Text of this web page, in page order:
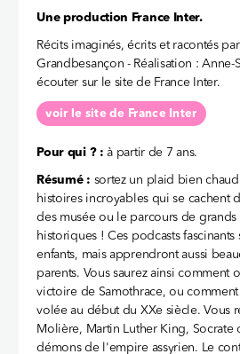
Une production France Inter.
Récits imaginés, écrits et racontés
Grandbesançon - Réalisation :
écouter sur le site de France Inter.
voir le site de France Inter
Pour qui ? : à partir de 7 ans.
Résumé : sortez un plaid bien
histoires incroyables qui se cachent
des musée ou le parcours de grands
historiques ! Ces podcasts fascinants
enfants, mais apprendront aussi
parents. Vous saurez ainsi comment
victoire de Samothrace, ou
volée au début du XXe siècle. Vous
Molière, Martin Luther King, Socrate
démons de l'empire assyrien. Le